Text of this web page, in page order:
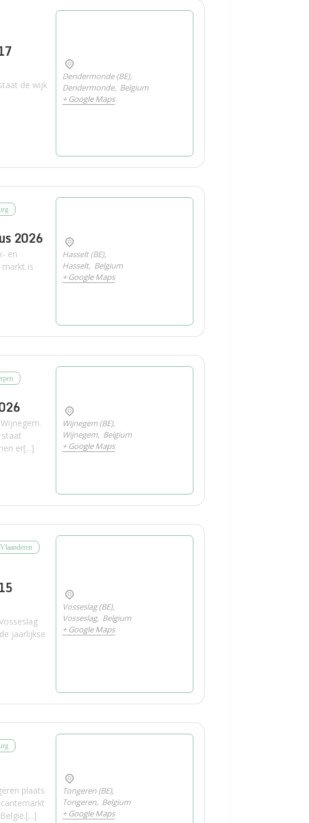
de wijk
Dendermonde (BE),
Dendermonde, Belgium
+ Google Maps
2026
en
is
Hasselt (BE),
Hasselt, Belgium
+ Google Maps
er[...]
Wijnegem (BE),
Wijnegem, Belgium
+ Google Maps
jaarlijkse
Vosseslag (BE),
Vosseslag, Belgium
+ Google Maps
plaats
Tongeren (BE),
Tongeren, Belgium
+ Google Maps